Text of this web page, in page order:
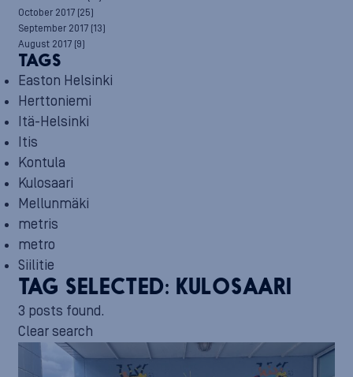
October 2017 (25)
September 2017 (13)
August 2017 (9)
TAGS
Easton Helsinki
Herttoniemi
Itä-Helsinki
Itis
Kontula
Kulosaari
Mellunmäki
metris
metro
Siilitie
TAG SELECTED: KULOSAARI
3 posts found.
Clear search